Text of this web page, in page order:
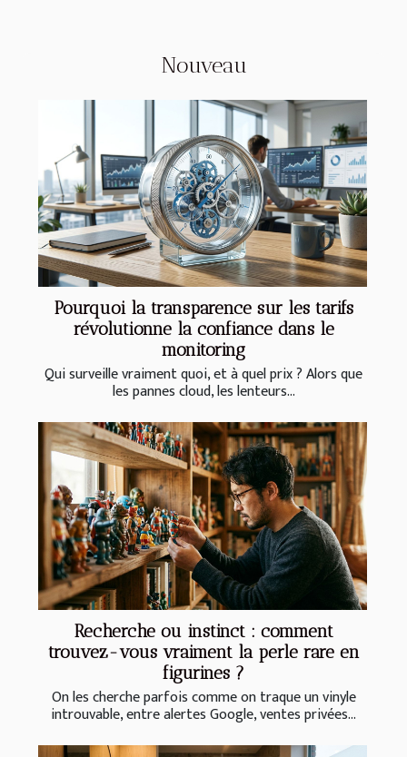
Nouveau
Pourquoi la transparence sur les tarifs
révolutionne la confiance dans le
monitoring
Qui surveille vraiment quoi, et à quel prix ? Alors que
les pannes cloud, les lenteurs...
Recherche ou instinct : comment
trouvez-vous vraiment la perle rare en
figurines ?
On les cherche parfois comme on traque un vinyle
introuvable, entre alertes Google, ventes privées...